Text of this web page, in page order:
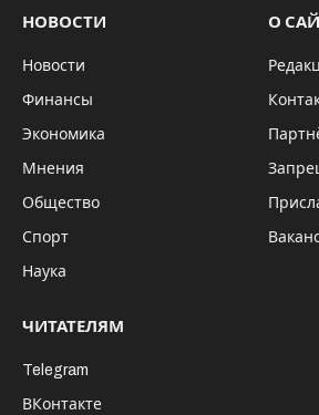
НОВОСТИ
Новости
Финансы
Экономика
Мнения
Общество
Спорт
Наука
О
ЧИТАТЕЛЯМ
Telegram
ВКонтакте